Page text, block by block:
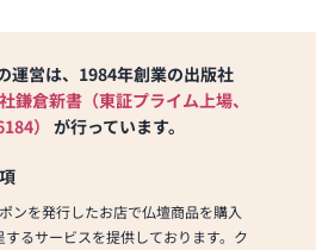
運営は、1984年創業の出版社
鎌倉新書（東証プライム上場、
） が行っています。
ンを発行したお店で仏壇商品を購入
るサービスを提供しております。ク